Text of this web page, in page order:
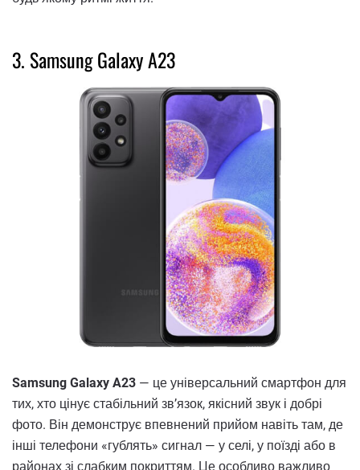
3. Samsung Galaxy A23
Samsung Galaxy A23 — це універсальний смартфон для
тих, хто цінує стабільний зв’язок, якісний звук і добрі
фото. Він демонструє впевнений прийом навіть там, де
інші телефони «гублять» сигнал — у селі, у поїзді або в
районах зі слабким покриттям. Це особливо важливо